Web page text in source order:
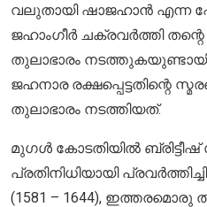
വലുതായി ഷാജഹാൻ എന്ന
ജഹാംഗീർ ചക്രവർത്തി
തുലാഭാരം നടത്തുകയുണ്ടായി.
ജഹനാര രക്ഷപ്പെട്ടതിന്റെ
തുലാഭാരം നടത്തിയത്.
മുഗൾ കോടതിയിൽ ബ്രിട്ടീഷ്
പ്രതിനിധിയായി
(1581 – 1644),